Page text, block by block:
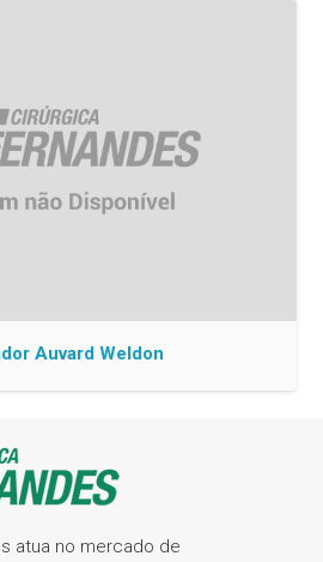
Auvard Weldon
atua no mercado de